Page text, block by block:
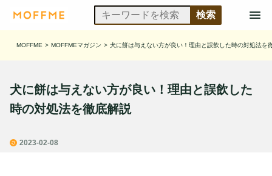
MOFFME > MOFFMEマガジン > 犬に餅は与えない方が良い！理由と誤飲した時の対処法を
犬に餅は与えない方が良い！理由と誤飲した
時の対処法を徹底解説
2023-02-08